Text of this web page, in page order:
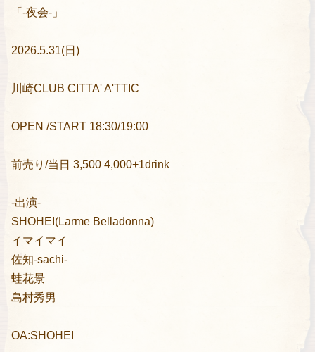
「-夜会-」
2026.5.31(日)
川崎CLUB CITTA' A'TTIC
OPEN /START 18:30/19:00
前売り/当日 3,500 4,000+1drink
-出演-
SHOHEI(Larme Belladonna)
イマイマイ
佐知-sachi-
蛙花景
島村秀男
OA:SHOHEI